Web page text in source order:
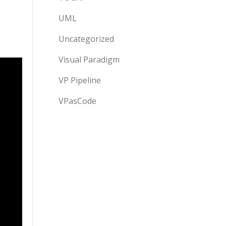
UML
Uncategorized
Visual Paradigm
VP Pipeline
VPasCode